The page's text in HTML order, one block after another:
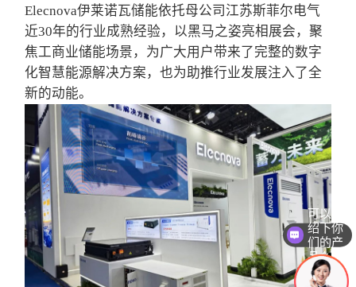
Elecnova伊莱诺瓦储能依托母公司江苏斯菲尔电气
近30年的行业成熟经验，以黑马之姿亮相展会，聚
焦工商业储能场景，为广大用户带来了完整的数字
化智慧能源解决方案，也为助推行业发展注入了全
新的动能。
可以介
绍下你
们的产
品么